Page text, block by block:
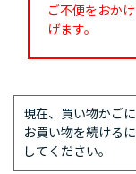
ご不便をおか
げます。
現在、買い物かご
お買い物を続ける
してください。